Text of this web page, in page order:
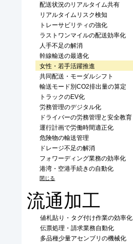
配送状況のリアルタイム共有
リアルタイムリスク検知
トレーサビリティの強化
ラストワンマイルの配送効率化
人手不足の解消
幹線輸送の最適化
女性・若手活躍推進
共同配送・モーダルシフト
輸送モード別CO2排出量の算定
トラックのEV化
労務管理のデジタル化
ドライバーの労務管理と安全教育
運行計画で労働時間適正化
危険物の輸送管理
ドレージ不足の解消
フォワーディング業務の効率化
港湾・空港手続きの自動化
閉じる
流通加工
値札貼り・タグ付け作業の効率化
伝票処理・請求業務自動化
多品種少量アセンブリの機械化